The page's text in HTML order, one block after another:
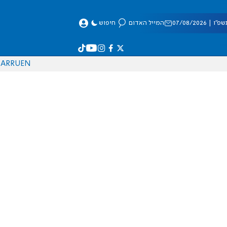
08/2026 המייל האדום חיפוש
EN
RU
AR